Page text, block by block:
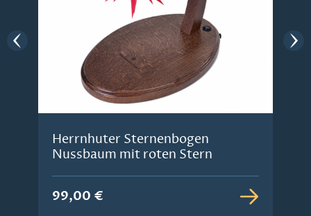
Herrnhuter Sternenbogen
Nussbaum mit roten Stern
99,00 €